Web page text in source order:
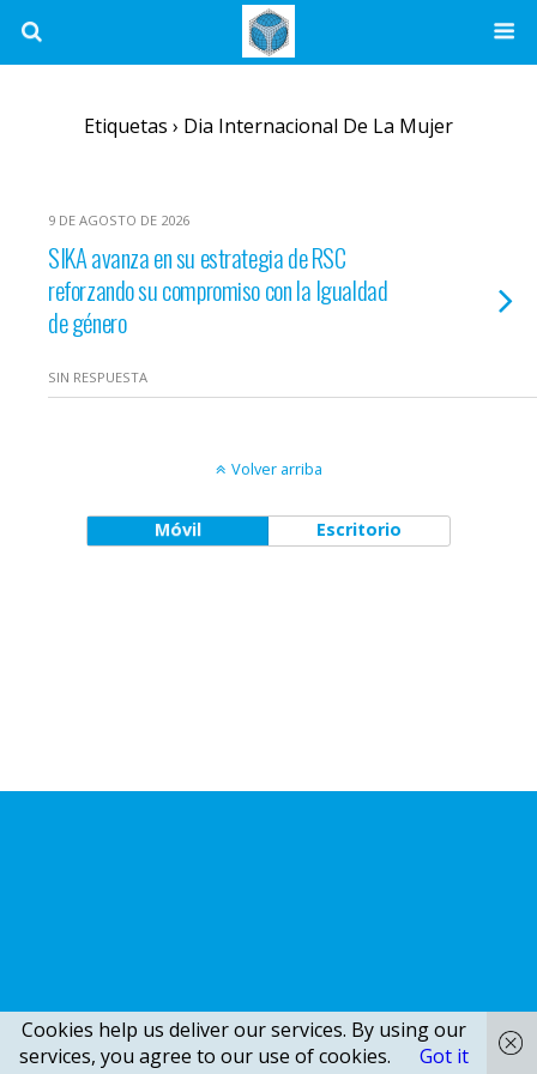
Etiquetas › Dia Internacional De La Mujer
9 DE AGOSTO DE 2026
SIKA avanza en su estrategia de RSC
reforzando su compromiso con la Igualdad
de género
SIN RESPUESTA
Volver arriba
Móvil Escritorio
Cookies help us deliver our services. By using our
services, you agree to our use of cookies.
Got it